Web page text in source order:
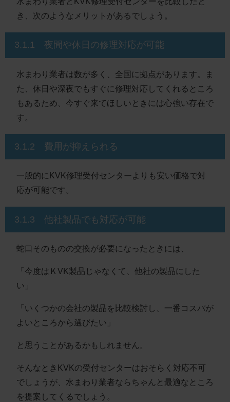
き、次のようなメリットがあるでしょう。
3.1.1 夜間や休日の修理対応が可能
水まわり業者は数が多く、全国に拠点があります。ま
た、休日や深夜でもすぐに修理対応してくれるところ
もあるため、今すぐ来てほしいときには心強い存在で
す。
3.1.2 費用が抑えられる
一般的にKVK修理受付センターよりも安い価格で対
応が可能です。
3.1.3 他社製品でも対応が可能
蛇口そのものの交換が必要になったときには、
「今度はＫVK製品じゃなくて、他社の製品にした
い」
「いくつかの会社の製品を比較検討し、一番コスパが
よいところから選びたい」
と思うことがあるかもしれません。
そんなときKVKの受付センターはおそらく対応不可
でしょうが、水まわり業者ならちゃんと最適なところ
を提案してくるでしょう。